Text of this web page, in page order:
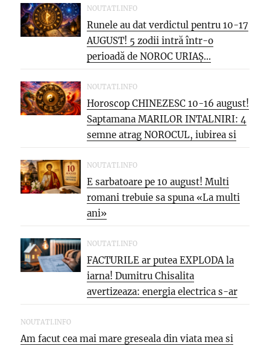
NOUTATI.INFO
Runele au dat verdictul pentru 10-17
AUGUST! 5 zodii intră într-o
perioadă de NOROC URIAȘ...
NOUTATI.INFO
Horoscop CHINEZESC 10-16 august!
Saptamana MARILOR INTALNIRI: 4
semne atrag NOROCUL, iubirea si
oportunitatea care...
NOUTATI.INFO
E sarbatoare pe 10 august! Multi
romani trebuie sa spuna «La multi
ani»
NOUTATI.INFO
FACTURILE ar putea EXPLODA la
iarna! Dumitru Chisalita
avertizeaza: energia electrica s-ar
putea SCUMPI cu...
NOUTATI.INFO
Am facut cea mai mare greseala din viata mea si